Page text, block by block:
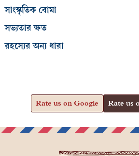
সাংস্কৃতিক বোমা
সভ্যতার ক্ষত
রহস্যের অন্য ধারা
Rate us on Google Rate us